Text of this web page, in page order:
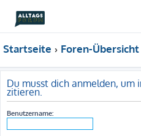
Startseite Foren-Übersicht
Du musst dich anmelden, um
zitieren.
Benutzername: